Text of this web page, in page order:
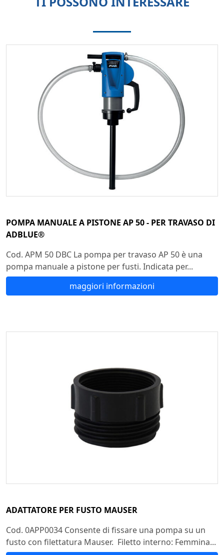
POMPA MANUALE A PISTONE AP 50 - PER TRAVASO DI
ADBLUE®
Cod. APM 50 DBC La pompa per travaso AP 50 è una
pompa manuale a pistone per fusti. Indicata per...
maggiori informazioni
ADATTATORE PER FUSTO MAUSER
Cod. 0APP0034 Consente di fissare una pompa su un
fusto con filettatura Mauser. Filetto interno: Femmina...